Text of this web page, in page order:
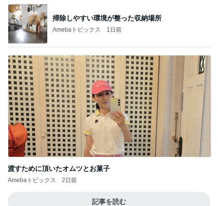
掃除しやすい環境が整った収納場所
Amebaトピックス 1日前
渡すために頂いたオムツとお菓子
Amebaトピックス 2日前
記事を読む